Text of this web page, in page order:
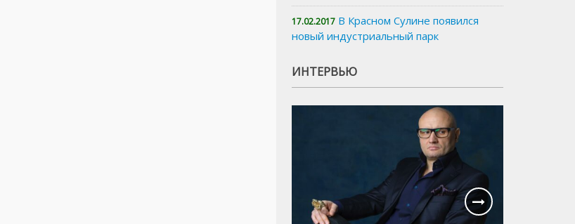
17.02.2017 В Красном Сулине появился
новый индустриальный парк
ИНТЕРВЬЮ